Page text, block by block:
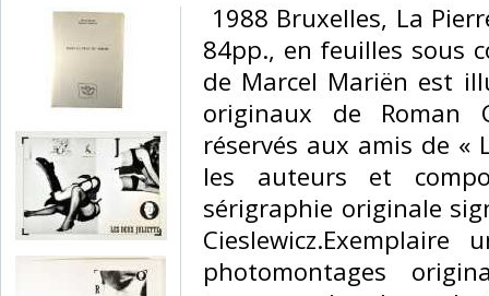
1988 Bruxelles, La
84pp., en feuilles sous
de Marcel Mariën est
originaux de Roman
réservés aux amis de «
les auteurs et
sérigraphie originale
photomontages